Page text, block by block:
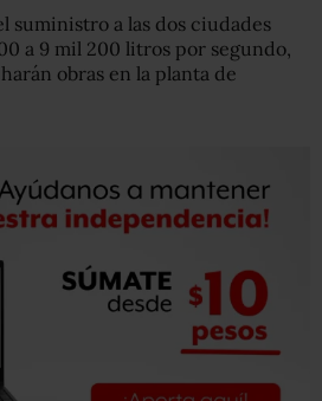
suministro a las dos ciudades
a 9 mil 200 litros por segundo,
obras en la planta de